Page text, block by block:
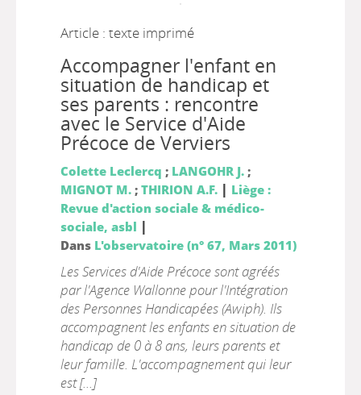
Article : texte imprimé
Accompagner l'enfant en
situation de handicap et
ses parents : rencontre
avec le Service d'Aide
Précoce de Verviers
Colette Leclercq ; LANGOHR J.;
MIGNOT M.; THIRION A.F. | Liège :
Revue d'action sociale & médico-
sociale, asbl |
Dans L'observatoire (n° 67, Mars 2011)
Les Services d'Aide Précoce sont agréés
par l'Agence Wallonne pour l'Intégration
des Personnes Handicapées (Awiph). Ils
accompagnent les enfants en situation de
handicap de 0 à 8 ans, leurs parents et
leur famille. L'accompagnement qui leur
est [...]